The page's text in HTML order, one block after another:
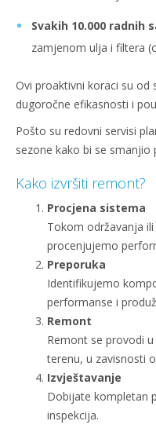
Svakih 10.000 radnih
zamjenom ulja i filtera
Ovi proaktivni koraci su od
dugoročne efikasnosti i
Pošto su redovni servisi
sezone kako bi se
Kako izvršiti remont?
Procjena sistema
Tokom održavanja
procenjujemo
Preporuka
Identifikujemo
performanse i
Remont
Remont se provodi
terenu, u zavisnosti
Izvještavanje
Dobijate kompletan
inspekcija.